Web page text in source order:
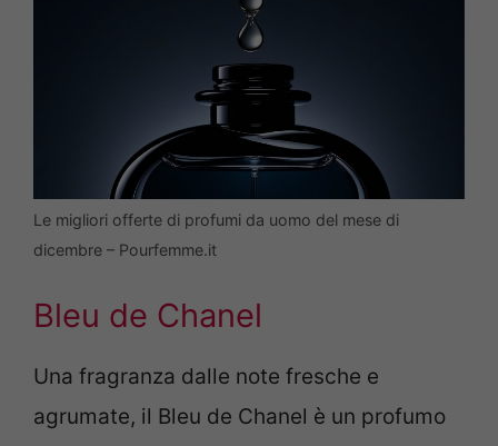
Le migliori offerte di profumi da uomo del mese di
dicembre – Pourfemme.it
Bleu de Chanel
Una fragranza dalle note fresche e
agrumate, il Bleu de Chanel è un profumo